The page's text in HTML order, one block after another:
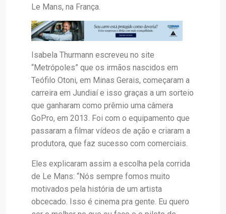
Le Mans, na França.
Isabela Thurmann escreveu no site
“Metrópoles” que os irmãos nascidos em
Teófilo Otoni, em Minas Gerais, começaram a
carreira em Jundiaí e isso graças a um sorteio
que ganharam como prêmio uma câmera
GoPro, em 2013. Foi com o equipamento que
passaram a filmar vídeos de ação e criaram a
produtora, que faz sucesso com comerciais.
Eles explicaram assim a escolha pela corrida
de Le Mans: “Nós sempre fomos muito
motivados pela história de um artista
obcecado. Isso é cinema pra gente. Eu quero